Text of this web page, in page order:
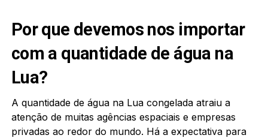
Por que devemos nos importar
com a quantidade de água na
Lua?
A quantidade de água na Lua congelada atraiu a
atenção de muitas agências espaciais e empresas
privadas ao redor do mundo. Há a expectativa para